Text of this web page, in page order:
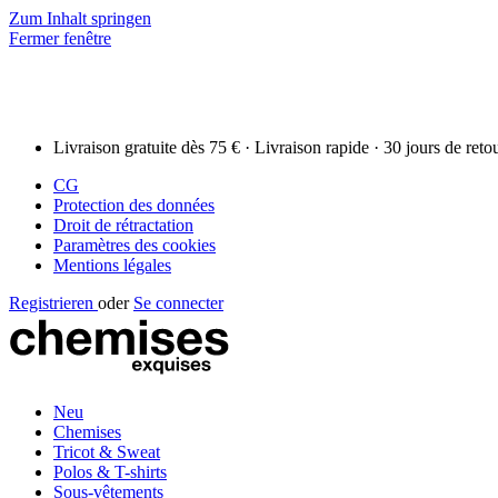
Zum Inhalt springen
Fermer fenêtre
Livraison gratuite dès 75 € · Livraison rapide · 30 jours de
CG
Protection des données
Droit de rétractation
Paramètres des cookies
Mentions légales
Registrieren oder Se connecter
Neu
Chemises
Tricot & Sweat
Polos & T-shirts
Sous-vêtements